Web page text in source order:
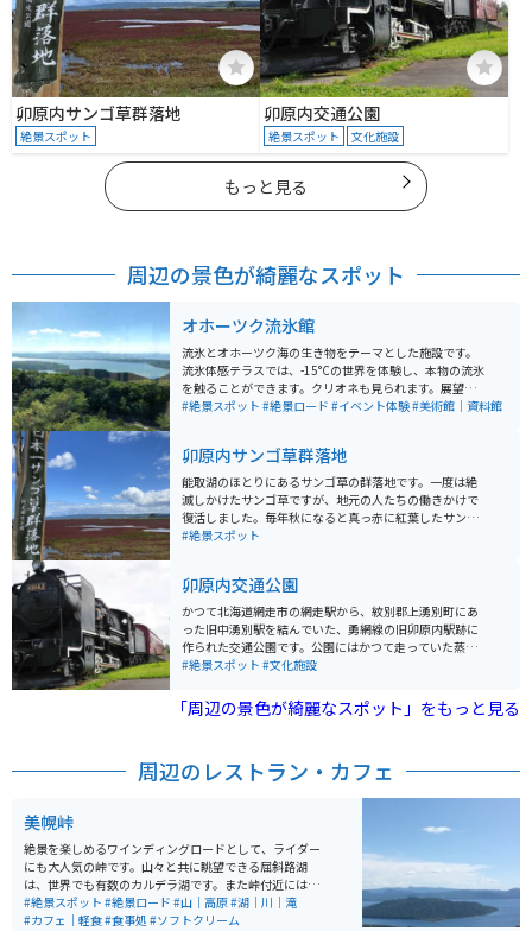
卯原内サンゴ草群落地
絶景スポット
卯原内交通公園
絶景スポット 文化施設
もっと見る
周辺の景色が綺麗なスポット
オホーツク流氷館
流氷とオホーツク海の生き物をテーマとした施設です。
流氷体感テラスでは、-15°Cの世界を体験し、本物の流氷
を触ることができます。クリオネも見られます。展望テ
ラスから見えるオホーツク海、網走湖、能取湖は絶景な
#絶景スポット #絶景ロード #イベント体験#美術館｜資料館
卯原内サンゴ草群落地
能取湖のほとりにあるサンゴ草の群落地です。一度は絶
滅しかけたサンゴ草ですが、地元の人たちの働きかけで
復活しました。毎年秋になると真っ赤に紅葉したサンゴ
草が能取湖のほとりに一面に広がる景色は圧巻です。
#絶景スポット
卯原内交通公園
かつて北海道網走市の網走駅から、紋別郡上湧別町にあ
った旧中湧別駅を結んでいた、勇網線の旧卯原内駅跡に
作られた交通公園です。公園にはかつて走っていた蒸気
機関車(9600形)と客車、駅のホームと駅名表が保存され
鉄道記念館やサンゴ草群落地などがあります。卯原内交
通公園は国道238号線沿いにあるため、車やバイクで訪
リングスポットとして、様々な人が訪れます。 またすぐ
満別空港から車でおよそ25分、網走駅から卯原内交通公
園の目の前にある、卯原内停留所まで路線バスでおよそ
25分と、免許を持っていない方でも来やすい場所なので
ぜひ訪れてみてください。
#絶景スポット #文化施設
「周辺の景色が綺麗なスポット」をもっと見る
周辺のレストラン・カフェ
美幌峠
絶景を楽しめるワインディングロードとして、ライダー
にも大人気の峠です。山々と共に眺望できる屈斜路湖
は、世界でも有数のカルデラ湖です。また峠付近には、
北海道では珍しいヘアピンカーブの場所もあり、直線だ
けでない走りを楽しむ事もできます。辿り着いた峠から
#絶景スポット #絶景ロード #山｜高原#湖｜川｜滝
#カフェ｜軽食#食事処 #ソフトクリーム